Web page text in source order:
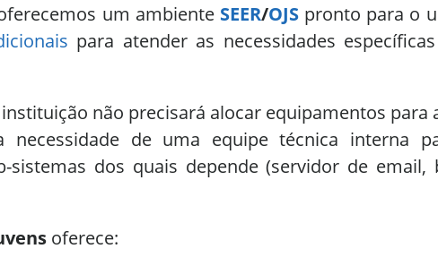
um ambiente SEER/OJSpronto para o
para atender as necessidades
não precisará alocar equipamentos para
necessidade de uma equipe técnica interna
sistemas dos quais depende (servidor de email,
oferece: